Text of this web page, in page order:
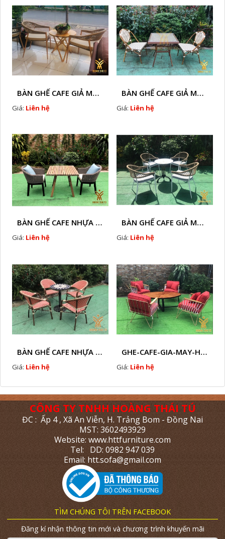
BÀN GHẾ CAFE GIẢ MÂY HTT - L128A
Giá: Liên hệ
BÀN GHẾ CAFE GIẢ MÂY HTT - LS132
Giá: Liên hệ
BÀN GHẾ CAFE NHỰA GIÃ MÂY HTT - L32
Giá: Liên hệ
BÀN GHẾ CAFE GIẢ MÂY HTT - L128
Giá: Liên hệ
BÀN GHẾ CAFE NHỰA GIẢ MÂY HTT - L112
Giá: Liên hệ
GHE-CAFE-GIA-MAY-HTT - L110
Giá: Liên hệ
CÔNG TY TNHH HOÀNG THÁI TÚ
ĐC : Ấp 4 , Xã An Viễn, H. Trảng Bom - Đồng Nai
MST: 3602493929
Website: www.httfurniture.com
Tel: DD: 0982 947 039
Email: htt.sofa@gmail.com
TÌM CHÚNG TÔI TRÊN FACEBOOK
Đăng kí nhận thông tin mới và chương trình khuyến mãi